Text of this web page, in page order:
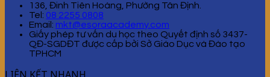
136, Đinh Tiên Hoàng, Phường Tân Định.
Tel: 08 2255 0808
Email: mkt@esoraacademy.com
Giấy phép tư vấn du học theo Quyết định số 3437-
QĐ-SGDĐT được cấp bởi Sở Giáo Dục và Đào tạo
TPHCM